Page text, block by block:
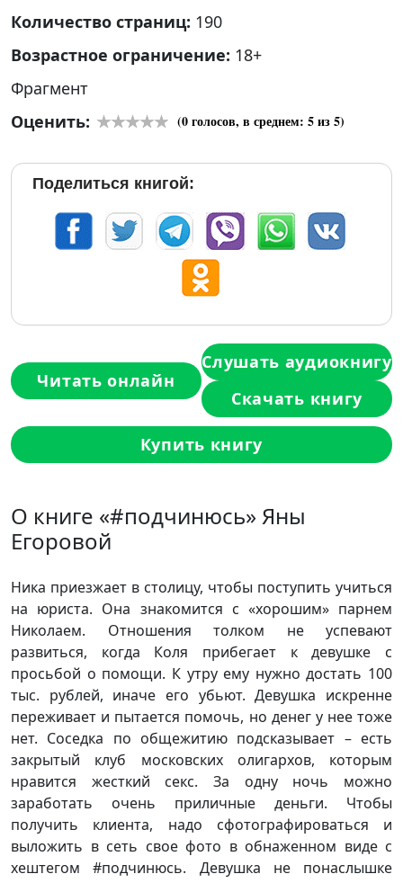
Количество страниц: 190
Возрастное ограничение: 18+
Фрагмент
Оценить:
(0голосов, в среднем: 5из 5)
Поделиться книгой:
Читать онлайн
Слушать аудиокнигу
Скачать книгу
Купить книгу
О книге «#подчинюсь» Яны
Егоровой
Ника приезжает в столицу, чтобы поступить учиться
на юриста. Она знакомится с «хорошим» парнем
Николаем. Отношения толком не успевают
развиться, когда Коля прибегает к девушке с
просьбой о помощи. К утру ему нужно достать 100
тыс. рублей, иначе его убьют. Девушка искренне
переживает и пытается помочь, но денег у нее тоже
нет. Соседка по общежитию подсказывает – есть
закрытый клуб московских олигархов, которым
нравится жесткий секс. За одну ночь можно
заработать очень приличные деньги. Чтобы
получить клиента, надо сфотографироваться и
выложить в сеть свое фото в обнаженном виде с
хештегом #подчинюсь. Девушка не понаслышке